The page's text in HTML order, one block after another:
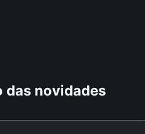
das novidades